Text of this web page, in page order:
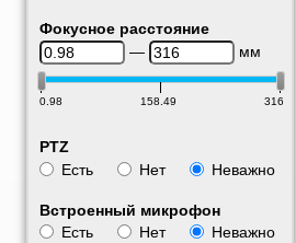
Фокусное расстояние
—
мм
0.98 158.49 316
PTZ
Есть
Нет Неважно
Встроенный микрофон
Есть
Нет Неважно